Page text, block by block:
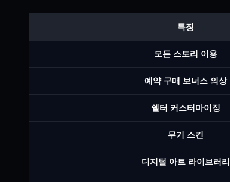
특징
모든 스토리 이용
예약 구매 보너스 의상
쉘터 커스터마이징
무기 스킨
디지털 아트 라이브러리